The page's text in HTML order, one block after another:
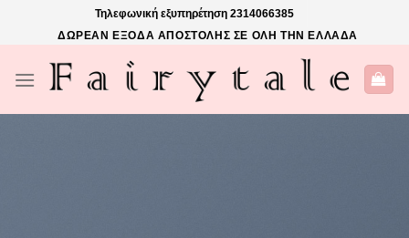
Τηλεφωνική εξυπηρέτηση 2314066385
ΔΩΡΕΑΝ ΕΞΟΔΑ ΑΠΟΣΤΟΛΗΣ ΣΕ ΟΛΗ ΤΗΝ ΕΛΛΑΔΑ